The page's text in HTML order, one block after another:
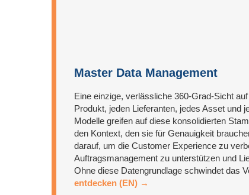
Master Data Management
Eine einzige, verlässliche 360-Grad-Sicht
Produkt, jeden Lieferanten, jedes Asset und
Modelle greifen auf diese konsolidierten
den Kontext, den sie für Genauigkeit
darauf, um die Customer Experience zu
Auftragsmanagement zu unterstützen und
Ohne diese Datengrundlage schwindet das
entdecken (EN) →